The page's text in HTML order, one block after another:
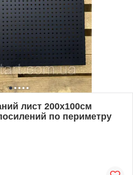
лист 200х100см
по периметру